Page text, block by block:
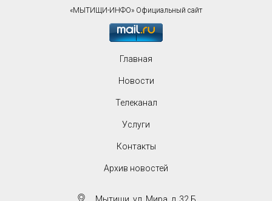
«МЫТИЩИ-ИНФО» Официальный сайт
Главная
Новости
Телеканал
Услуги
Контакты
Архив новостей